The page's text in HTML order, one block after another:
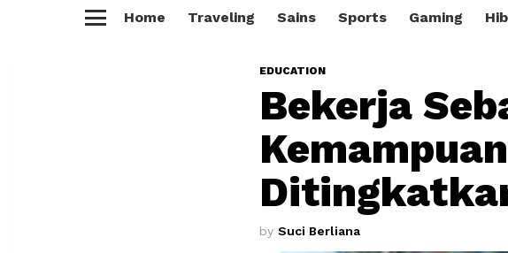
Home Traveling Sains Sports Gaming
EDUCATION
Bekerja
by Suci Berliana